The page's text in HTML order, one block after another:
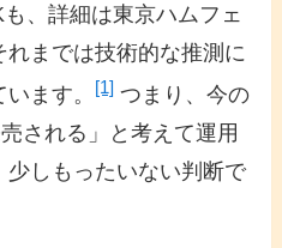
、詳細は東京ハムフェ
までは技術的な推測に
ます。
[1] つまり、今の
される」と考えて運用
少しもったいない判断で